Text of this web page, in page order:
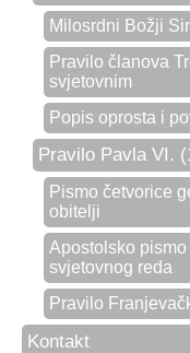
Milosrdni Božji
Pravilo članova
svjetovnim
Popis oprosta i
Pravilo Pavla VI.
Pismo četvorice
obitelji
Apostolsko
svjetovnog reda
Pravilo
Kontakt